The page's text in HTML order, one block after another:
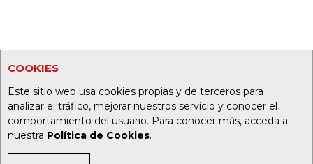
COOKIES
Este sitio web usa cookies propias y de terceros para
analizar el tráfico, mejorar nuestros servicio y conocer el
comportamiento del usuario. Para conocer más, acceda a
nuestra Política de Cookies.